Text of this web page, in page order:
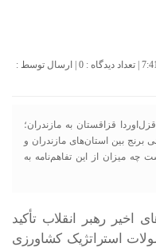
0 | ارسال توسط :
قزل‌اوردا قزاقستان به مازندران؛
برنج بین استان‌های مازندران و
میزان از این تفاهم‌نامه به
اخیر رهبر انقلاب تأکید
استراتژیک کشاورزی